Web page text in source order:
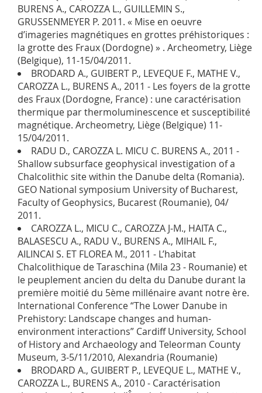
BURENS A., CAROZZA L., GUILLEMIN S.,
GRUSSENMEYER P. 2011. « Mise en oeuvre
d’imageries magnétiques en grottes préhistoriques :
la grotte des Fraux (Dordogne) » . Archeometry, Liège
(Belgique), 11-15/04/2011.
BRODARD A., GUIBERT P., LEVEQUE F., MATHE V.,
CAROZZA L., BURENS A., 2011 - Les foyers de la grotte
des Fraux (Dordogne, France) : une caractérisation
thermique par thermoluminescence et susceptibilité
magnétique. Archeometry, Liège (Belgique) 11-
15/04/2011.
RADU D., CAROZZA L. MICU C. BURENS A., 2011 -
Shallow subsurface geophysical investigation of a
Chalcolithic site within the Danube delta (Romania).
GEO National symposium University of Bucharest,
Faculty of Geophysics, Bucarest (Roumanie), 04/
2011.
CAROZZA L., MICU C., CAROZZA J-M., HAITA C.,
BALASESCU A., RADU V., BURENS A., MIHAIL F.,
AILINCAI S. ET FLOREA M., 2011 - L’habitat
Chalcolithique de Taraschina (Mila 23 - Roumanie) et
le peuplement ancien du delta du Danube durant la
première moitié du 5ème millénaire avant notre ère.
International Conference “The Lower Danube in
Prehistory: Landscape changes and human-
environment interactions” Cardiff University, School
of History and Archaeology and Teleorman County
Museum, 3-5/11/2010, Alexandria (Roumanie)
BRODARD A., GUIBERT P., LEVEQUE L., MATHE V.,
CAROZZA L., BURENS A., 2010 - Caractérisation